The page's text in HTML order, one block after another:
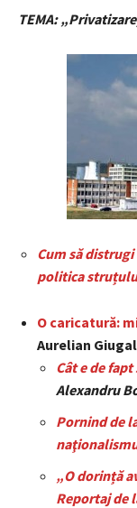
TEMA:
Cum să
politica
O caricatură:
Aurelian Giugal
Cât e de
Alexandru
Pornind de
„O dorință
Reportaj de